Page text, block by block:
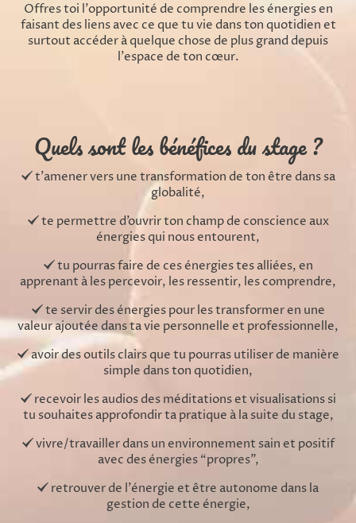
Offres toi l'opportunité de comprendre les énergies en
faisant des liens avec ce que tu vie dans ton quotidien et
surtout accéder à quelque chose de plus grand depuis
l'espace de ton cœur.
Quels sont les bénéfices du stage ?
t’amener vers une transformation de ton être dans sa
globalité,
te permettre d’ouvrir ton champ de conscience aux
énergies qui nous entourent,
tu pourras faire de ces énergies tes alliées, en
apprenant à les percevoir, les ressentir, les comprendre,
te servir des énergies pour les transformer en une
valeur ajoutée dans ta vie personnelle et professionnelle,
avoir des outils clairs que tu pourras utiliser de manière
simple dans ton quotidien,
recevoir les audios des méditations et visualisations si
tu souhaites approfondir ta pratique à la suite du stage,
vivre/travailler dans un environnement sain et positif
avec des énergies “propres”,
retrouver de l'énergie et être autonome dans la
gestion de cette énergie,